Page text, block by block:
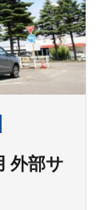
外部サ